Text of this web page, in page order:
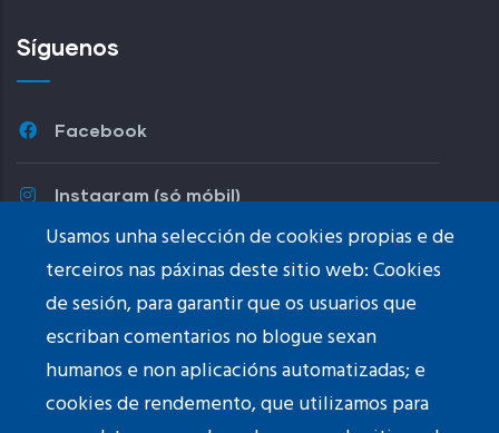
Usamos unha selección de cookies propias e de
terceiros nas páxinas deste sitio web: Cookies
de sesión, para garantir que os usuarios que
escriban comentarios no blogue sexan
humanos e non aplicacións automatizadas; e
cookies de rendemento, que utilizamos para
Síguenos
Facebook
Instagram (só móbil)
Youtube